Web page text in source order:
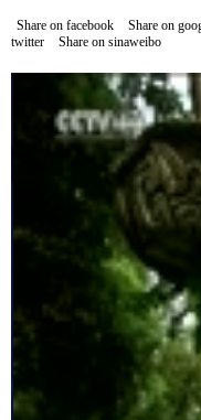
Share on facebook Share on
twitter
Share on sinaweibo